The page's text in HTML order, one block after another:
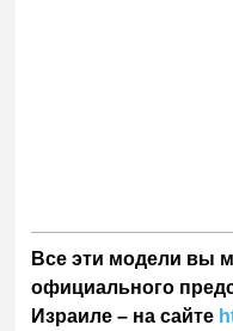
Все эти модели вы
официального
Израиле – на сайте